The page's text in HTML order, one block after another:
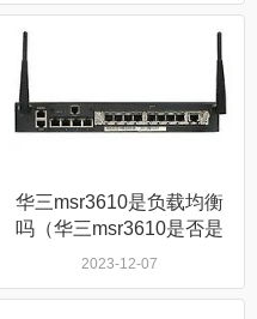
华三msr3610是负载均衡
吗（华三msr3610是否是
负载均衡）
2023-12-07